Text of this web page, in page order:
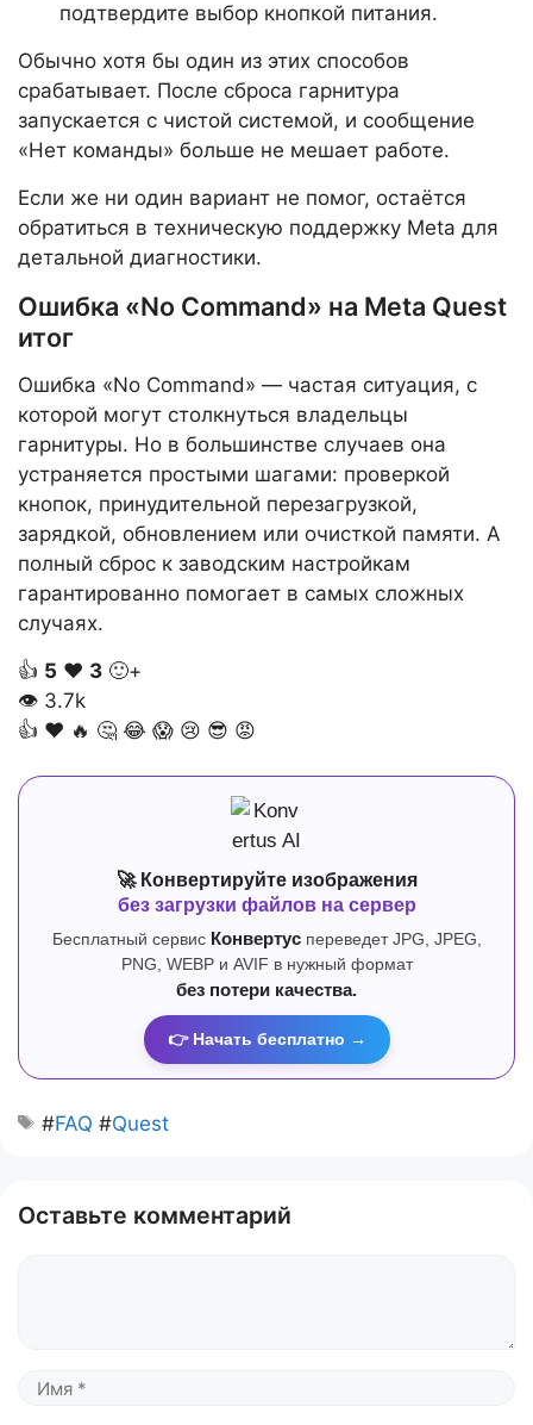
подтвердите выбор кнопкой питания.
Обычно хотя бы один из этих способов
срабатывает. После сброса гарнитура
запускается с чистой системой, и сообщение
«Нет команды» больше не мешает работе.
Если же ни один вариант не помог, остаётся
обратиться в техническую поддержку Meta для
детальной диагностики.
Ошибка «No Command» на Meta Quest
итог
Ошибка «No Command» — частая ситуация, с
которой могут столкнуться владельцы
гарнитуры. Но в большинстве случаев она
устраняется простыми шагами: проверкой
кнопок, принудительной перезагрузкой,
зарядкой, обновлением или очисткой памяти. А
полный сброс к заводским настройкам
гарантированно помогает в самых сложных
случаях.
👍 5 ❤️ 3 🙂+
👁 3.7k
👍 ❤️ 🔥 🤔 😂 😱 😢 😎 😡
🚀 Конвертируйте изображения
без загрузки файлов на сервер
Бесплатный сервис Конвертуспереведет JPG, JPEG,
PNG, WEBP и AVIF в нужный формат
без потери качества.
👉 Начать бесплатно →
#FAQ #Quest
Оставьте комментарий
Имя